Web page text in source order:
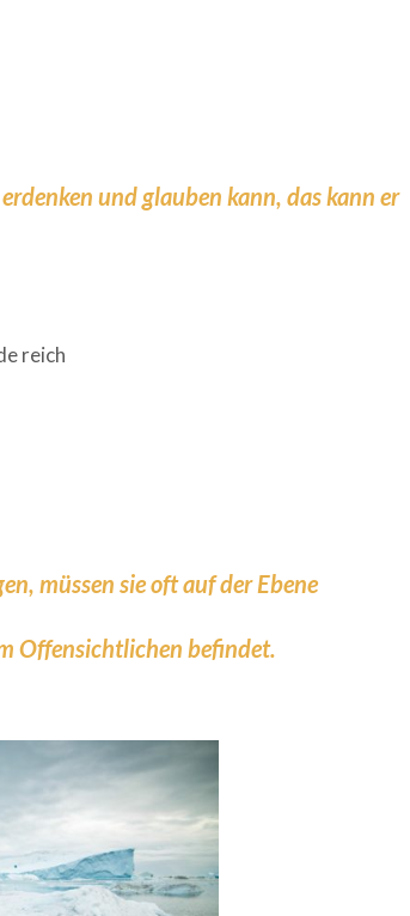
und glauben kann, das kann er
reich
müssen sie oft auf der Ebene
Offensichtlichen befindet.